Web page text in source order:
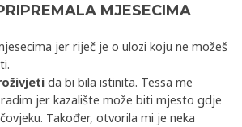
MJESECIMA
jer riječ je o ulozi koju ne možeš
da bi bila istinita. Tessa me
jer kazalište može biti mjesto gdje
Također, otvorila mi je neka